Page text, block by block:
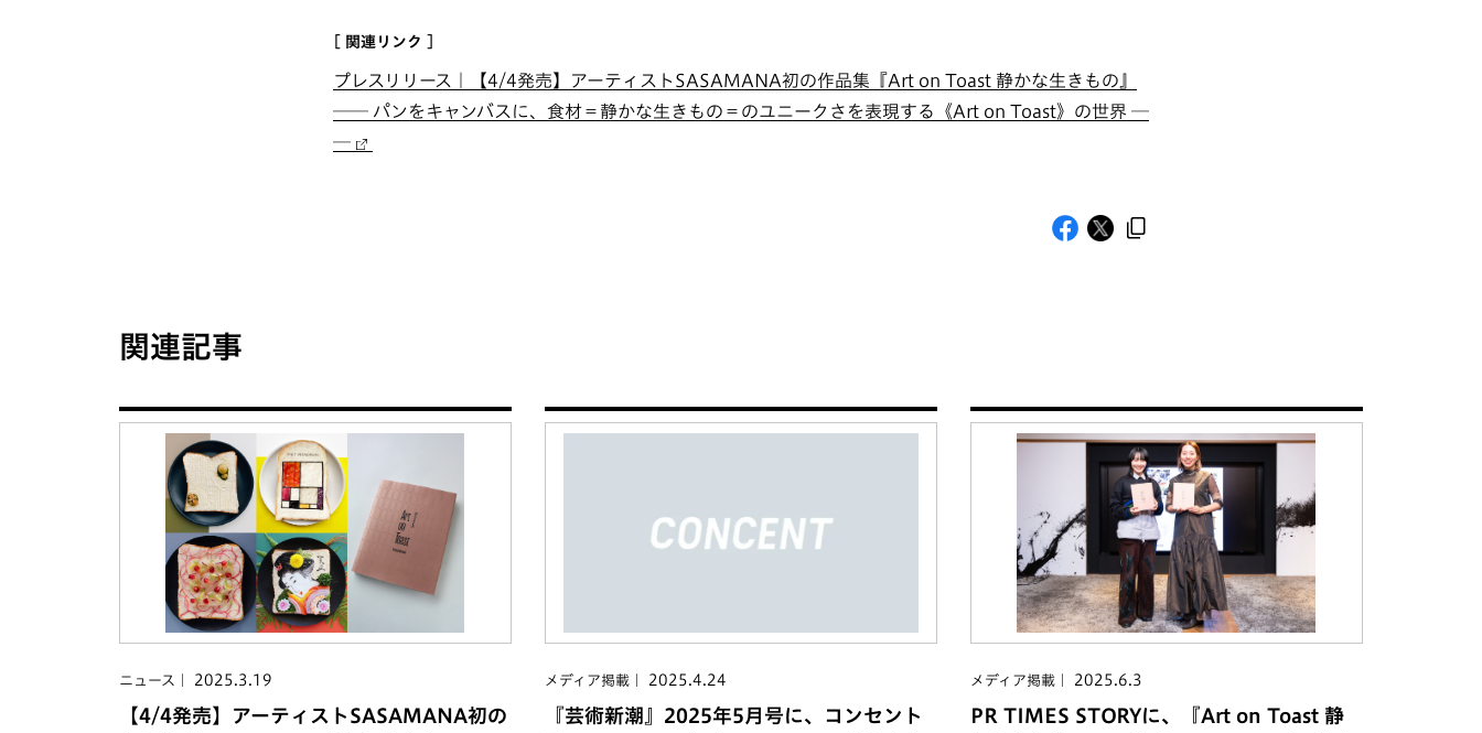
[ 関連リンク ]
プレスリリース｜【4/4発売】アーティストSASAMANA初の作品集『Art on Toast 静かな生きもの』
── パンをキャンバスに、食材＝静かな生きもの＝のユニークさを表現する《Art on Toast》の世界 ─
─
関連記事
ニュース 2025.3.19
【4/4発売】アーティストSASAMANA初の
メディア掲載 2025.4.24
『芸術新潮』2025年5月号に、コンセント
メディア掲載 2025.6.3
PR TIMES STORYに、『Art on Toast 静